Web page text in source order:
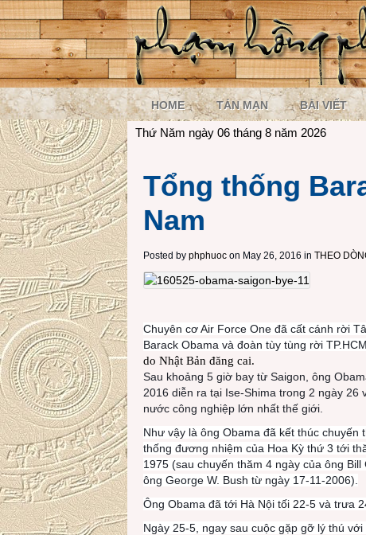
HOME TẢN MẠN BÀI VIẾT
Thứ Năm ngày 06 tháng 8 năm 2026
Tổng thống
Nam
Posted by phphuoc on May 26, 2016 in THEO
Chuyên cơ Air Force One đã cất cánh rời
Barack Obama và đoàn tùy tùng rời
do Nhật Bản đăng cai.
Sau khoảng 5 giờ bay từ Saigon, ông
2016 diễn ra tại Ise-Shima trong 2 ngày
nước công nghiệp lớn nhất thế giới.
Như vậy là ông Obama đã kết thúc chuyến
thống đương nhiệm của Hoa Kỳ thứ 3 tới
1975 (sau chuyến thăm 4 ngày của ông
ông George W. Bush từ ngày 17-11-2006).
Ông Obama đã tới Hà Nội tối 22-5 và trưa
Ngày 25-5, ngay sau cuộc gặp gỡ lý thú